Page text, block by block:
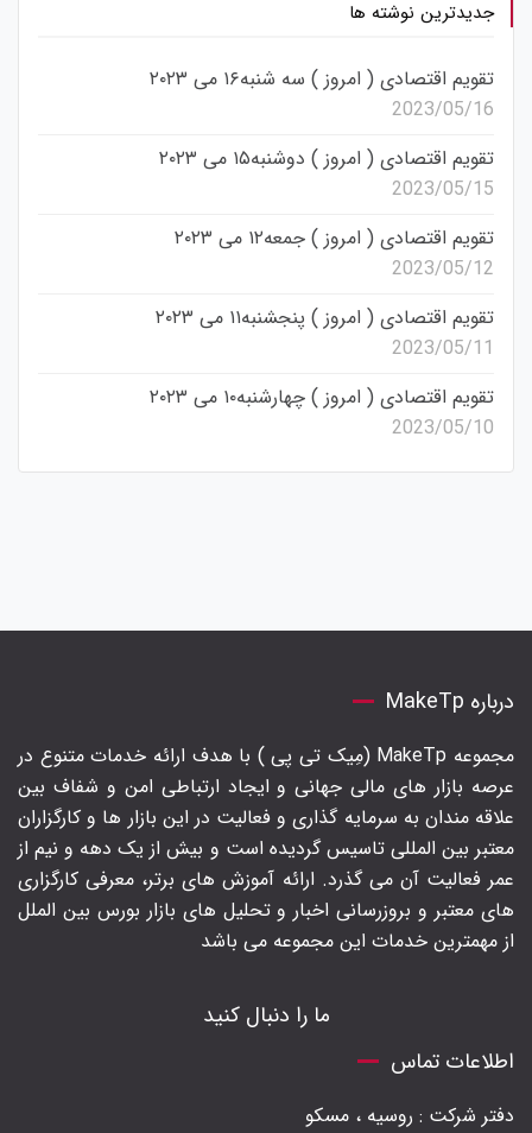
جدیدترین نوشته ها
تقویم اقتصادی ( امروز ) سه شنبه۱۶ می ۲۰۲۳
2023/05/16
تقویم اقتصادی ( امروز ) دوشنبه۱۵ می ۲۰۲۳
2023/05/15
تقویم اقتصادی ( امروز ) جمعه۱۲ می ۲۰۲۳
2023/05/12
تقویم اقتصادی ( امروز ) پنجشنبه۱۱ می ۲۰۲۳
2023/05/11
تقویم اقتصادی ( امروز ) چهارشنبه۱۰ می ۲۰۲۳
2023/05/10
درباره MakeTp
مجموعه MakeTp (مِیک تی پی ) با هدف ارائه خدمات متنوع در
عرصه بازار های مالی جهانی و ایجاد ارتباطی امن و شفاف بین
علاقه مندان به سرمایه گذاری و فعالیت در این بازار ها و کارگزاران
معتبر بین المللی تاسیس گردیده است و بیش از یک دهه و نیم از
عمر فعالیت آن می گذرد. ارائه آموزش های برتر‍، معرفی کارگزاری
های معتبر و بروزرسانی اخبار و تحلیل های بازار بورس بین الملل
از مهمترین خدمات این مجموعه می باشد
ما را دنبال کنید
اطلاعات تماس
دفتر شرکت : روسیه ، مسکو